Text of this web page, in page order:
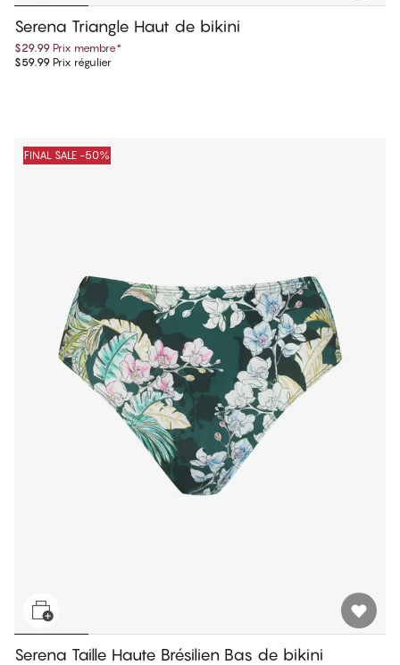
Serena Triangle Haut de bikini
$29.99 Prix membre*
$59.99 Prix régulier
FINAL SALE -50%
Serena Taille Haute Brésilien Bas de bikini